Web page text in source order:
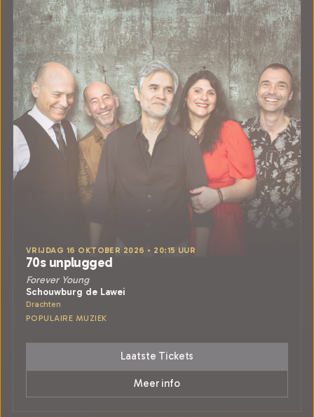
VRIJDAG 16 OKTOBER 2026 • 20:15 UUR
70s unplugged
Forever Young
Schouwburg de Lawei
Drachten
POPULAIRE MUZIEK
Laatste Tickets
Meer info